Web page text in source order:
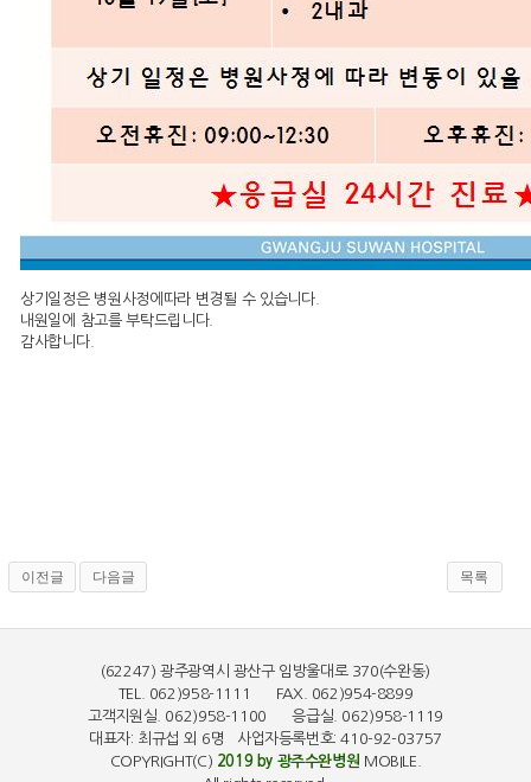
상기일정은 병원사정에따라 변경될 수 있습니다.
내원일에 참고를 부탁드립니다.
감사합니다.
이전글 다음글 목록
(62247) 광주광역시 광산구 임방울대로 370(수완동)
TEL. 062)958-1111 FAX. 062)954-8899
고객지원실. 062)958-1100 응급실. 062)958-1119
대표자: 최규섭 외 6명 사업자등록번호: 410-92-03757
COPYRIGHT(C) 2019 by 광주수완병원 MOBILE.